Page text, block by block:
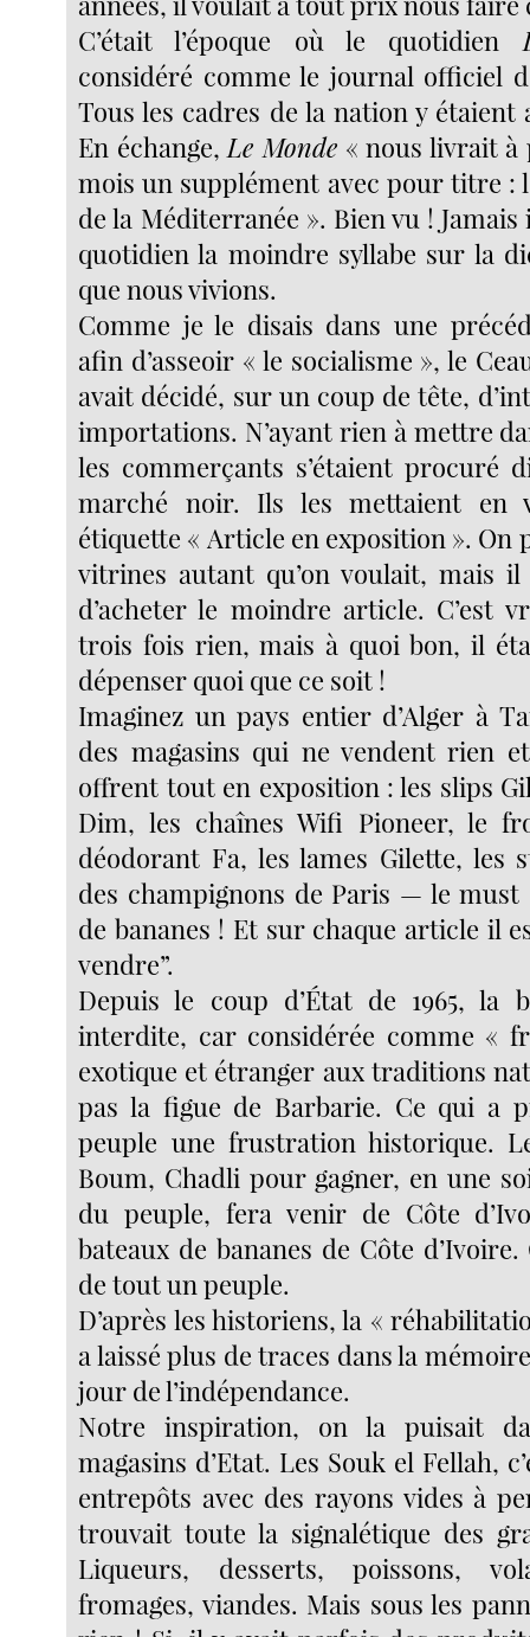
C’était l’époque où le quotidien
considéré comme le journal officiel
Tous les cadres de la nation y étaient
En échange,Le Monde« nous livrait à
mois un supplément avec pour titre :
de la Méditerranée ». Bien vu ! Jamais
quotidien la moindre syllabe sur la
que nous vivions.
Comme je le disais dans une
afin d’asseoir « le socialisme », le
avait décidé, sur un coup de tête,
importations. N’ayant rien à mettre
les commerçants s’étaient procuré
marché noir. Ils les mettaient en
étiquette « Article en exposition ». On
vitrines autant qu’on voulait, mais
d’acheter le moindre article. C’est
trois fois rien, mais à quoi bon, il
dépenser quoi que ce soit !
Imaginez un pays entier d’Alger à
des magasins qui ne vendent rien
offrent tout en exposition : les slips
Dim, les chaînes Wifi Pioneer, le
déodorant Fa, les lames Gilette, les
des champignons de Paris — le
de bananes ! Et sur chaque article il
vendre”.
Depuis le coup d’État de 1965, la
interdite, car considérée comme «
exotique et étranger aux traditions
pas la figue de Barbarie. Ce qui a
peuple une frustration historique.
Boum, Chadli pour gagner, en une
du peuple, fera venir de Côte
bateaux de bananes de Côte d’Ivoire.
de tout un peuple.
D’après les historiens, la «
a laissé plus de traces dans la
jour de l’indépendance.
Notre inspiration, on la puisait
magasins d’Etat. Les Souk el Fellah,
entrepôts avec des rayons vides à
trouvait toute la signalétique des
Liqueurs, desserts, poissons,
fromages, viandes. Mais sous les